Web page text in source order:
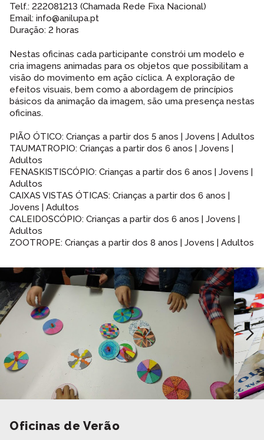
Telf.: 222081213 (Chamada Rede Fixa Nacional)
Email: info@anilupa.pt
Duração: 2 horas
Nestas oficinas cada participante constrói um modelo e
cria imagens animadas para os objetos que possibilitam a
visão do movimento em ação cíclica. A exploração de
efeitos visuais, bem como a abordagem de princípios
básicos da animação da imagem, são uma presença nestas
oficinas.
PIÃO ÓTICO: Crianças a partir dos 5 anos | Jovens | Adultos
TAUMATROPIO: Crianças a partir dos 6 anos | Jovens |
Adultos
FENASKISTISCÓPIO: Crianças a partir dos 6 anos | Jovens |
Adultos
CAIXAS VISTAS ÓTICAS: Crianças a partir dos 6 anos |
Jovens | Adultos
CALEIDOSCÓPIO: Crianças a partir dos 6 anos | Jovens |
Adultos
ZOOTROPE: Crianças a partir dos 8 anos | Jovens | Adultos
Oficinas de Verão
Experimente procurar por palavras-chave,
relacionadas com os conteúdos dos filmes:
Ambiente, Intergeracional, Direitos, Tradição, Igualdade,
Ribeira, Personalidades, Poético, Musical, etc.
Registe-se aqui.
ENTRAR
Recuperar a sua palavra passe?
TERMINAR SESSÃO
ENVIAR
Voltar